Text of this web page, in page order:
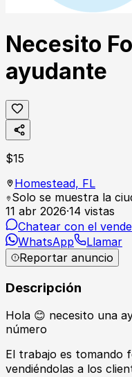
Necesito
ayudante
$15
Homestead, FL
Solo se muestra la
11 abr 2026·14 vistas
Chatear con el
WhatsApp
Llamar
Reportar anuncio
Descripción
Hola 😊 necesito una
número
El trabajo es tomando
vendiéndolas a los